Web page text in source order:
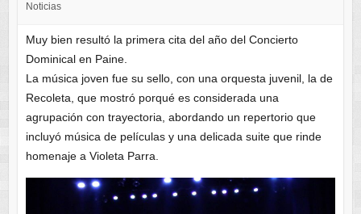
Noticias
Muy bien resultó la primera cita del año del Concierto
Dominical en Paine.
La música joven fue su sello, con una orquesta juvenil, la de
Recoleta, que mostró porqué es considerada una
agrupación con trayectoria, abordando un repertorio que
incluyó música de películas y una delicada suite que rinde
homenaje a Violeta Parra.